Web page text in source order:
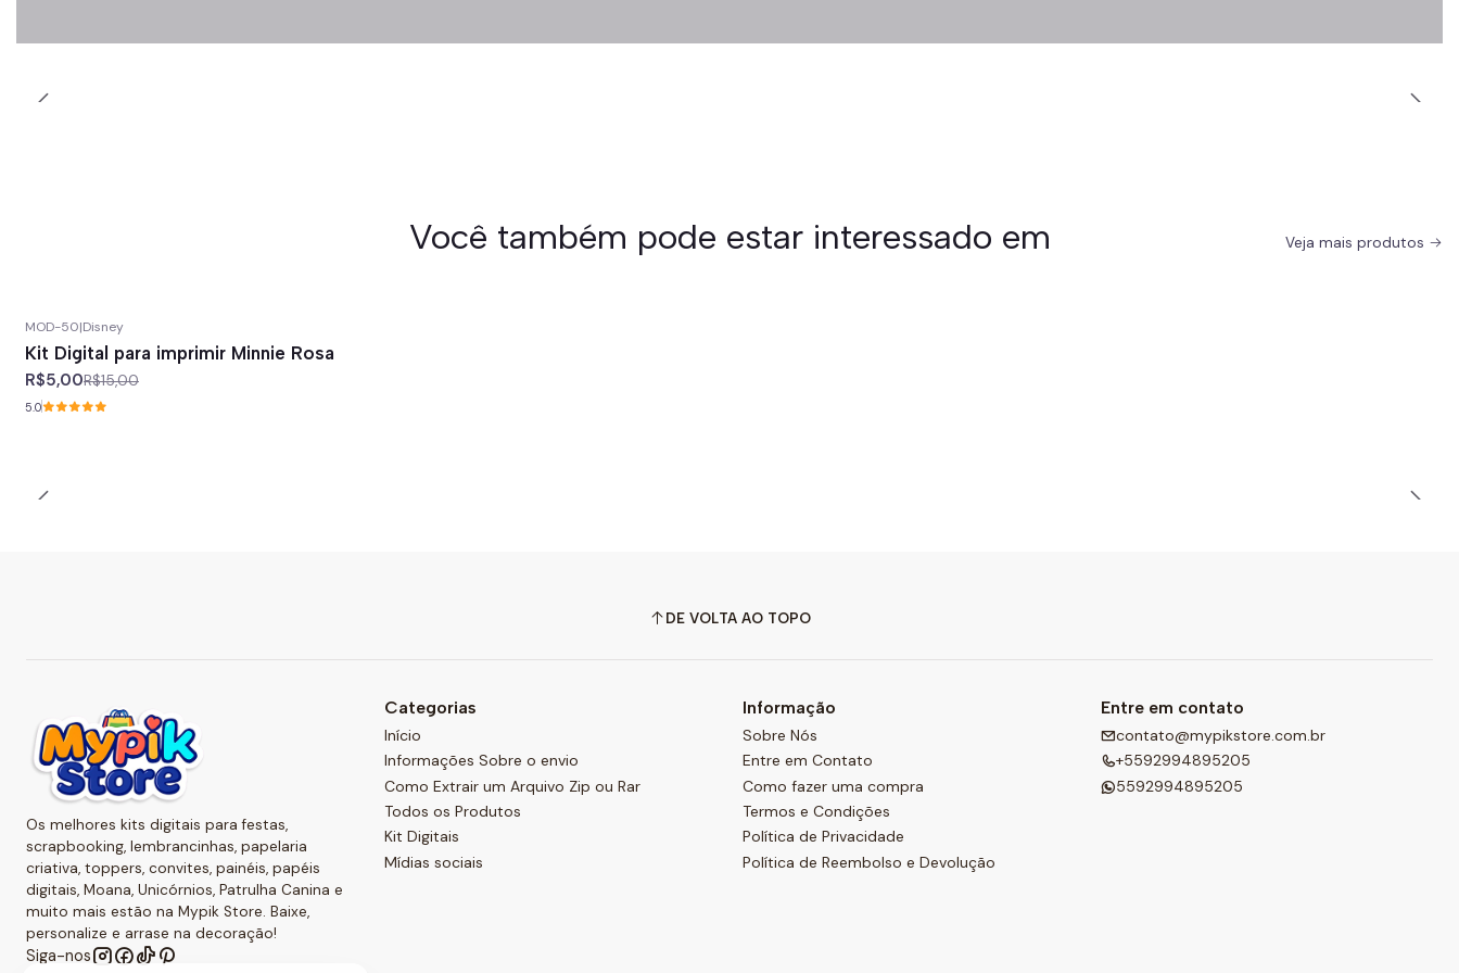
Você também pode estar interessado em Veja mais produtos
MOD-50|Disney
Kit Digital para imprimir Minnie Rosa
R$5,00R$15,00
5.0
DE VOLTA AO TOPO
Os melhores kits digitais para festas,
scrapbooking, lembrancinhas, papelaria
criativa, toppers, convites, painéis, papéis
digitais, Moana, Unicórnios, Patrulha Canina e
muito mais estão na Mypik Store. Baixe,
personalize e arrase na decoração!
Siga-nos
Categorias
Início
Informações Sobre o envio
Como Extrair um Arquivo Zip ou Rar
Todos os Produtos
Kit Digitais
Mídias sociais
Informação
Sobre Nós
Entre em Contato
Como fazer uma compra
Termos e Condições
Política de Privacidade
Política de Reembolso e Devolução
Entre em contato
contato@mypikstore.com.br
+5592994895205
5592994895205